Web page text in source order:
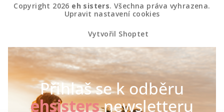
Copyright 2026 eh sisters. Všechna práva vyhrazena.
Upravit nastavení cookies
Vytvořil Shoptet
Přihlaš se k odběru
ehsistersnewsletteru